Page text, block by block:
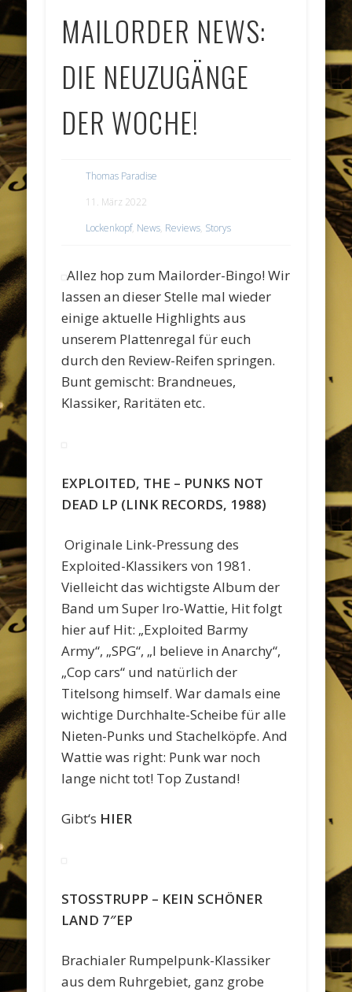
MAILORDER NEWS:
DIE NEUZUGÄNGE
DER WOCHE!
Thomas Paradise
11. März 2022
Lockenkopf, News, Reviews, Storys
Allez hop zum Mailorder-Bingo! Wir
lassen an dieser Stelle mal wieder
einige aktuelle Highlights aus
unserem Plattenregal für euch
durch den Review-Reifen springen.
Bunt gemischt: Brandneues,
Klassiker, Raritäten etc.
EXPLOITED, THE – PUNKS NOT
DEAD LP (LINK RECORDS, 1988)
Originale Link-Pressung des
Exploited-Klassikers von 1981.
Vielleicht das wichtigste Album der
Band um Super Iro-Wattie, Hit folgt
hier auf Hit: „Exploited Barmy
Army“, „SPG“, „I believe in Anarchy“,
„Cop cars“ und natürlich der
Titelsong himself. War damals eine
wichtige Durchhalte-Scheibe für alle
Nieten-Punks und Stachelköpfe. And
Wattie was right: Punk war noch
lange nicht tot! Top Zustand!
Gibt‘s HIER
STOSSTRUPP – KEIN SCHÖNER
LAND 7″EP
Brachialer Rumpelpunk-Klassiker
aus dem Ruhrgebiet, ganz grobe